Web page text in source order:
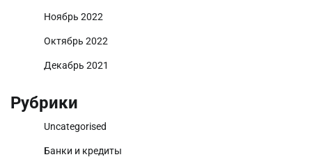
Ноябрь 2022
Октябрь 2022
Декабрь 2021
Рубрики
Uncategorised
Банки и кредиты